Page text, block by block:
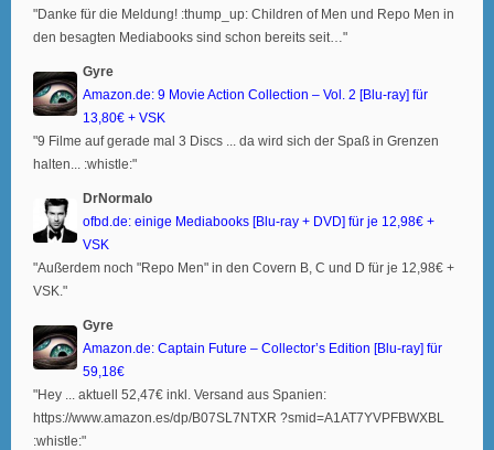
"Danke für die Meldung! :thump_up: Children of Men und Repo Men in
den besagten Mediabooks sind schon bereits seit…"
Gyre
Amazon.de: 9 Movie Action Collection – Vol. 2 [Blu-ray] für
13,80€ + VSK
"9 Filme auf gerade mal 3 Discs ... da wird sich der Spaß in Grenzen
halten... :whistle:"
DrNormalo
ofbd.de: einige Mediabooks [Blu-ray + DVD] für je 12,98€ +
VSK
"Außerdem noch "Repo Men" in den Covern B, C und D für je 12,98€ +
VSK."
Gyre
Amazon.de: Captain Future – Collector’s Edition [Blu-ray] für
59,18€
"Hey ... aktuell 52,47€ inkl. Versand aus Spanien:
https://www.amazon.es/dp/B07SL7NTXR ?smid=A1AT7YVPFBWXBL
:whistle:"